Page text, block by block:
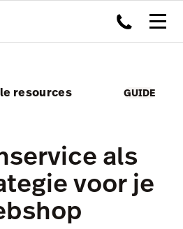
resources GUIDE
als
voor je